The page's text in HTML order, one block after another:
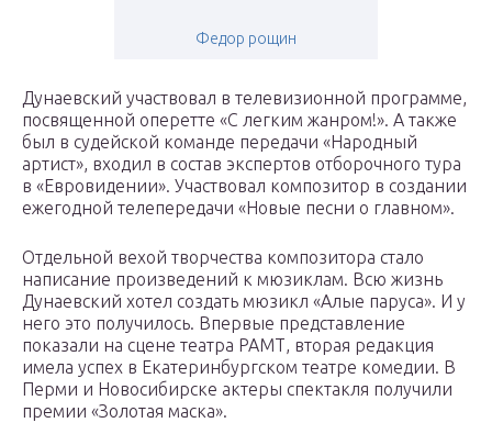
Федор рощин
Дунаевский участвовал в телевизионной программе,
посвященной оперетте «С легким жанром!». А также
был в судейской команде передачи «Народный
артист», входил в состав экспертов отборочного тура
в «Евровидении». Участвовал композитор в создании
ежегодной телепередачи «Новые песни о главном».
Отдельной вехой творчества композитора стало
написание произведений к мюзиклам. Всю жизнь
Дунаевский хотел создать мюзикл «Алые паруса». И у
него это получилось. Впервые представление
показали на сцене театра РАМТ, вторая редакция
имела успех в Екатеринбургском театре комедии. В
Перми и Новосибирске актеры спектакля получили
премии «Золотая маска».